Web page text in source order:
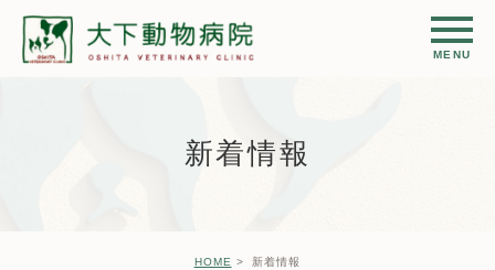
新着情報
HOME 新着情報